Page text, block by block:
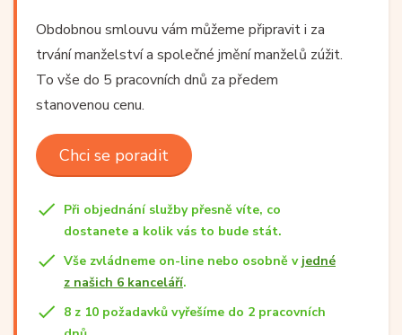
Obdobnou smlouvu vám můžeme připravit i za
trvání manželství a společné jmění manželů zúžit.
To vše do 5 pracovních dnů za předem
stanovenou cenu.
Chci se poradit
Při objednání služby přesně víte, co
dostanete a kolik vás to bude stát.
Vše zvládneme on-line nebo osobně v jedné
z našich 6 kanceláří.
8 z 10 požadavků vyřešíme do 2 pracovních